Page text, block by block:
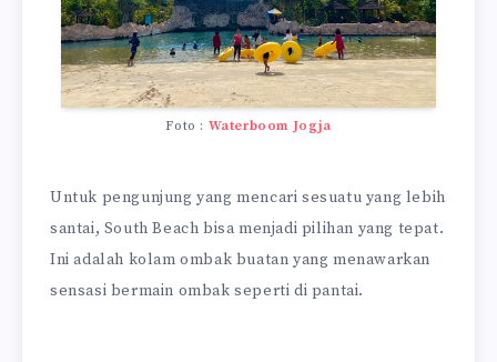
Foto : Waterboom Jogja
Untuk pengunjung yang mencari sesuatu yang lebih
santai, South Beach bisa menjadi pilihan yang tepat.
Ini adalah kolam ombak buatan yang menawarkan
sensasi bermain ombak seperti di pantai.